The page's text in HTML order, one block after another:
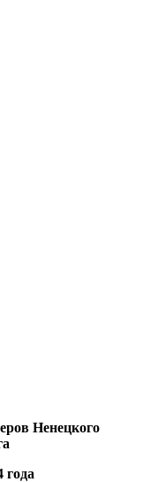
Ненецкого
года